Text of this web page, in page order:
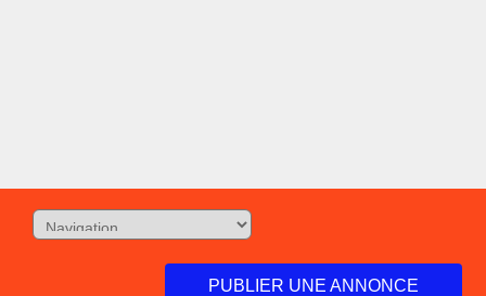
PUBLIER UNE ANNONCE